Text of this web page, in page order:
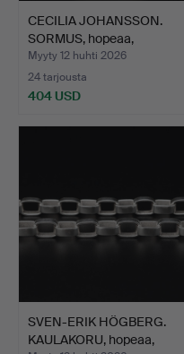
CECILIA JOHANSSON.
SORMUS, hopeaa,
savukva…
Myyty 12 huhti 2026
24 tarjousta
404 USD
SVEN-ERIK HÖGBERG.
KAULAKORU, hopeaa,